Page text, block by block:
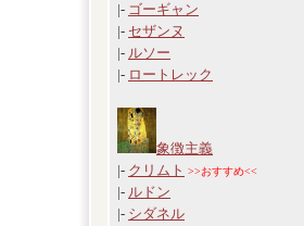
|- ゴーギャン
|- セザンヌ
|- ルソー
|- ロートレック
象徴主義
|- クリムト >>おすすめ<<
|- ルドン
|- シダネル